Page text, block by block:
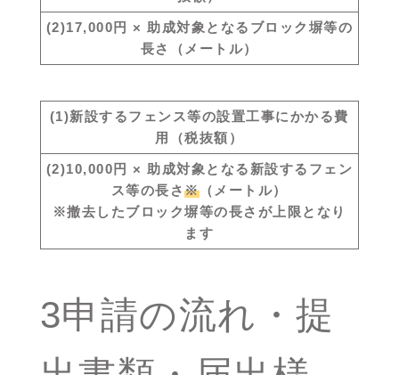
(2)17,000円 × 助成対象となるブロック塀等の
長さ（メートル）
(1)新設するフェンス等の設置工事にかかる費
用（税抜額）
(2)10,000円 × 助成対象となる新設するフェン
ス等の長さ※（メートル）
※撤去したブロック塀等の長さが上限となり
ます
3申請の流れ・提